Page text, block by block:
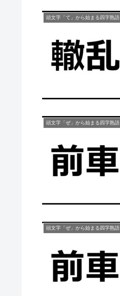
頭文字「て」から始まる四字熟語
頭文字「ぜ」から始まる四字熟語
頭文字「ぜ」から始まる四字熟語